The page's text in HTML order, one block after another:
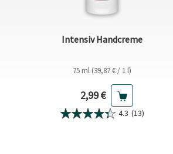
Intensiv Handcreme
75 ml (39,87 € / 1 l)
Aktueller Preis
2,99 €
4.3 (13)